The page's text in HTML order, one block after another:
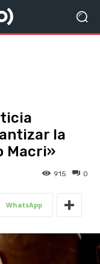
la
Macri»
0
915
WhatsApp